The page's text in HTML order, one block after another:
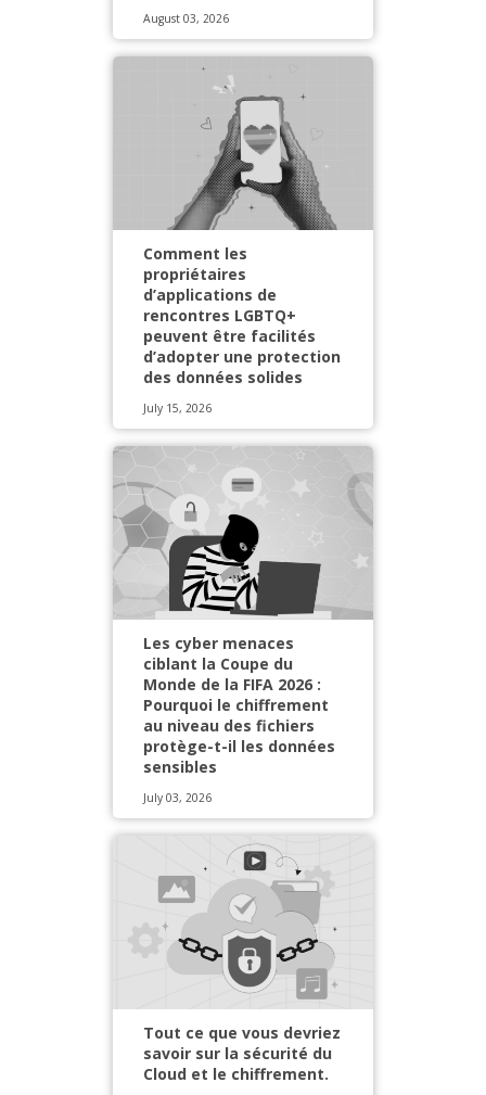
August 03, 2026
Comment les
propriétaires
d’applications de
rencontres LGBTQ+
peuvent être facilités
d’adopter une protection
des données solides
July 15, 2026
Les cyber menaces
ciblant la Coupe du
Monde de la FIFA 2026 :
Pourquoi le chiffrement
au niveau des fichiers
protège-t-il les données
sensibles
July 03, 2026
Tout ce que vous devriez
savoir sur la sécurité du
Cloud et le chiffrement.